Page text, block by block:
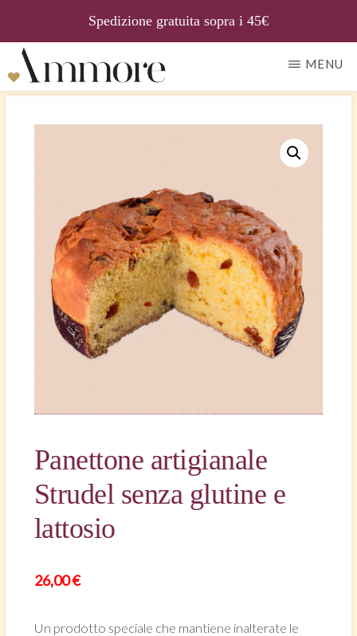
Spedizione gratuita sopra i 45€
Passa
al
AMMORE
Il
gusto
MENU
Panettone artigianale
Strudel senza glutine e
lattosio
26,00€
Un prodotto speciale che mantiene inalterate le